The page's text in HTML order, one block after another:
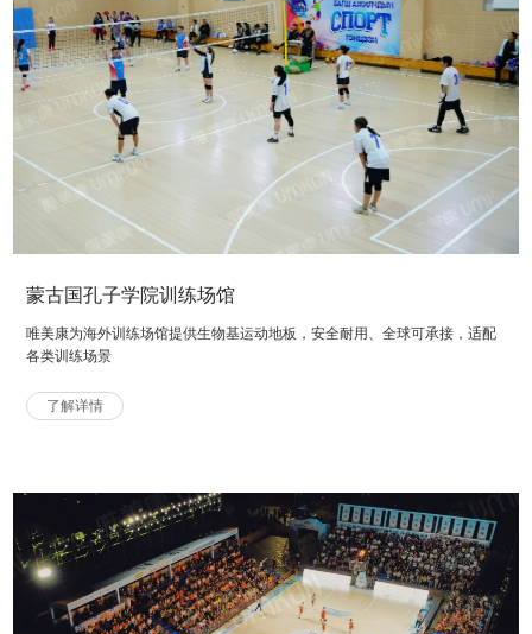
蒙古国孔子学院训练场馆
唯美康为海外训练场馆提供生物基运动地板，安全耐用、全球可承接，适配
各类训练场景
了解详情